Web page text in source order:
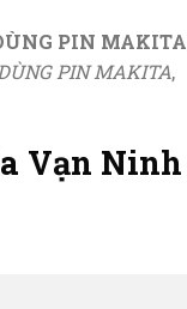
PIN MAKITA
PIN MAKITA,
Vạn Ninh